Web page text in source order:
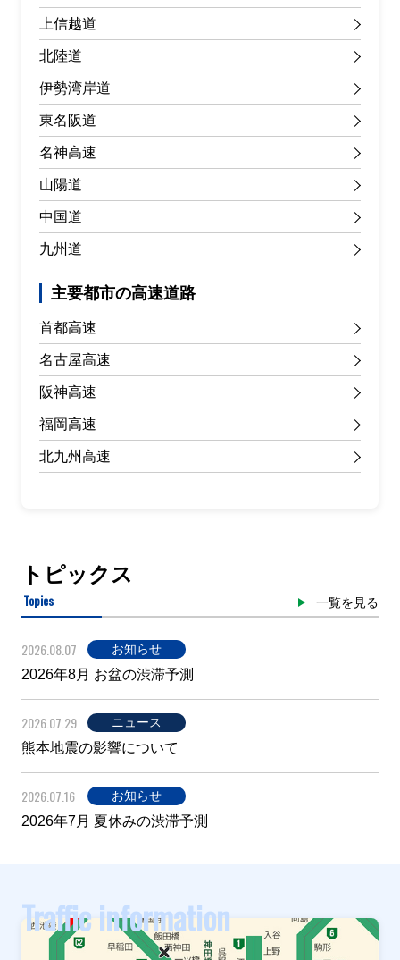
上信越道
北陸道
伊勢湾岸道
東名阪道
名神高速
山陽道
中国道
九州道
主要都市の高速道路
首都高速
名古屋高速
阪神高速
福岡高速
北九州高速
トピックス
Topics 一覧を見る
2026.08.07 お知らせ
2026年8月 お盆の渋滞予測
2026.07.29 ニュース
熊本地震の影響について
2026.07.16 お知らせ
2026年7月 夏休みの渋滞予測
Traffic information